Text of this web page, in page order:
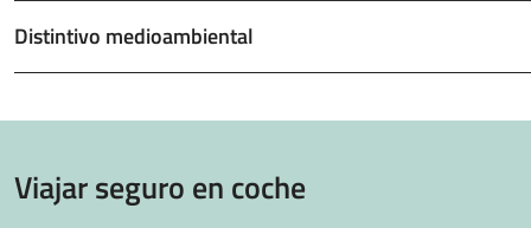
Distintivo medioambiental
Viajar seguro en coche